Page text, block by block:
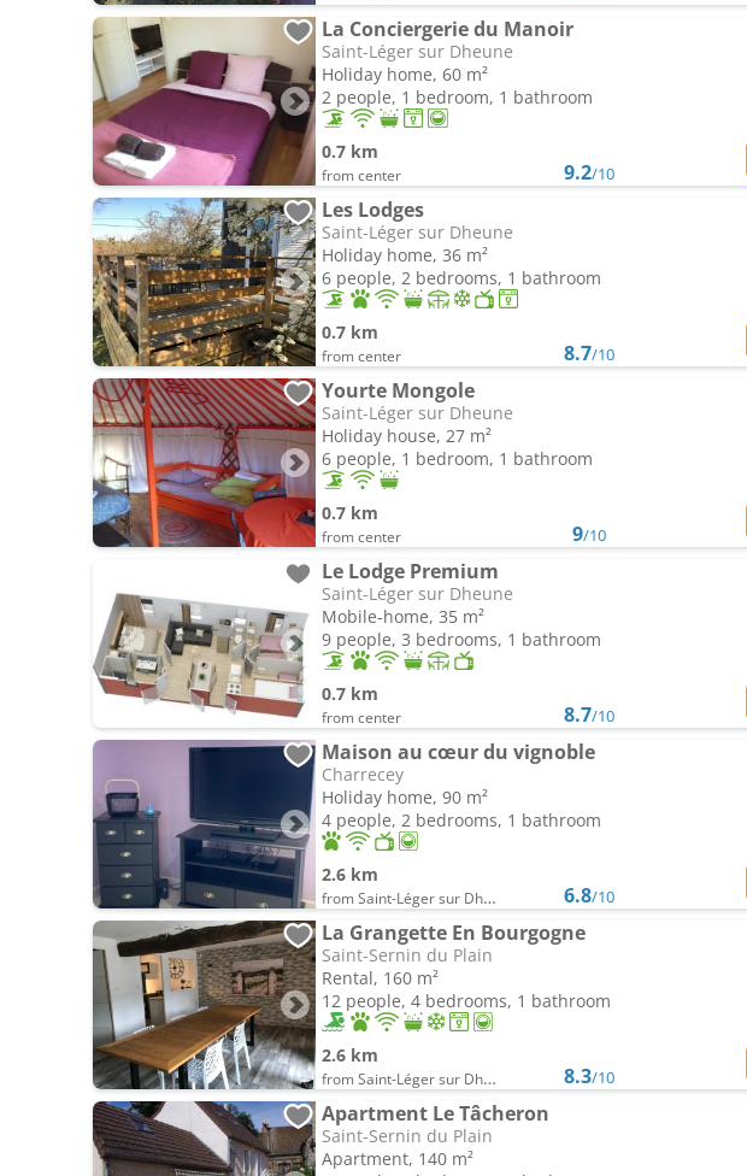
La Conciergerie du Manoir
Saint-Léger sur Dheune
Holiday home, 60 m²
2 people, 1 bedroom, 1 bathroom
0.7 km
from center 9.2/10
Les Lodges
Saint-Léger sur Dheune
Holiday home, 36 m²
6 people, 2 bedrooms, 1 bathroom
0.7 km
from center 8.7/10
Yourte Mongole
Saint-Léger sur Dheune
Holiday house, 27 m²
6 people, 1 bedroom, 1 bathroom
0.7 km
from center 9/10
Le Lodge Premium
Saint-Léger sur Dheune
Mobile-home, 35 m²
9 people, 3 bedrooms, 1 bathroom
0.7 km
from center 8.7/10
Maison au cœur du vignoble
Charrecey
Holiday home, 90 m²
4 people, 2 bedrooms, 1 bathroom
2.6 km
from Saint-Léger sur Dheune 6.8/10
La Grangette En Bourgogne
Saint-Sernin du Plain
Rental, 160 m²
12 people, 4 bedrooms, 1 bathroom
2.6 km
from Saint-Léger sur Dheune 8.3/10
Apartment Le Tâcheron
Saint-Sernin du Plain
Apartment, 140 m²